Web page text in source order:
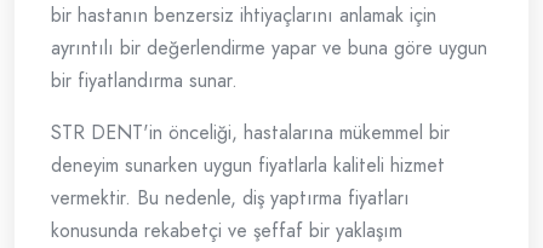
bir hastanın benzersiz ihtiyaçlarını anlamak için
ayrıntılı bir değerlendirme yapar ve buna göre uygun
bir fiyatlandırma sunar.
STR DENT'in önceliği, hastalarına mükemmel bir
deneyim sunarken uygun fiyatlarla kaliteli hizmet
vermektir. Bu nedenle, diş yaptırma fiyatları
konusunda rekabetçi ve şeffaf bir yaklaşım